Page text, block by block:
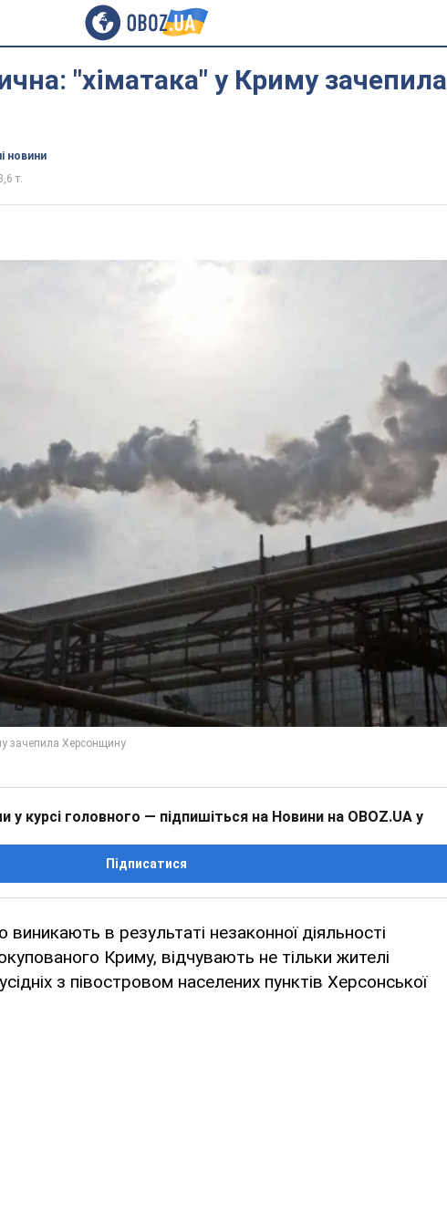
"хіматака" у Криму зачепила
новини
т.
у курсі головного — підпишіться на Новини на OBOZ.UA у
Підписатися
виникають в результаті незаконної діяльності
Криму, відчувають не тільки жителі
з півостровом населених пунктів Херсонської